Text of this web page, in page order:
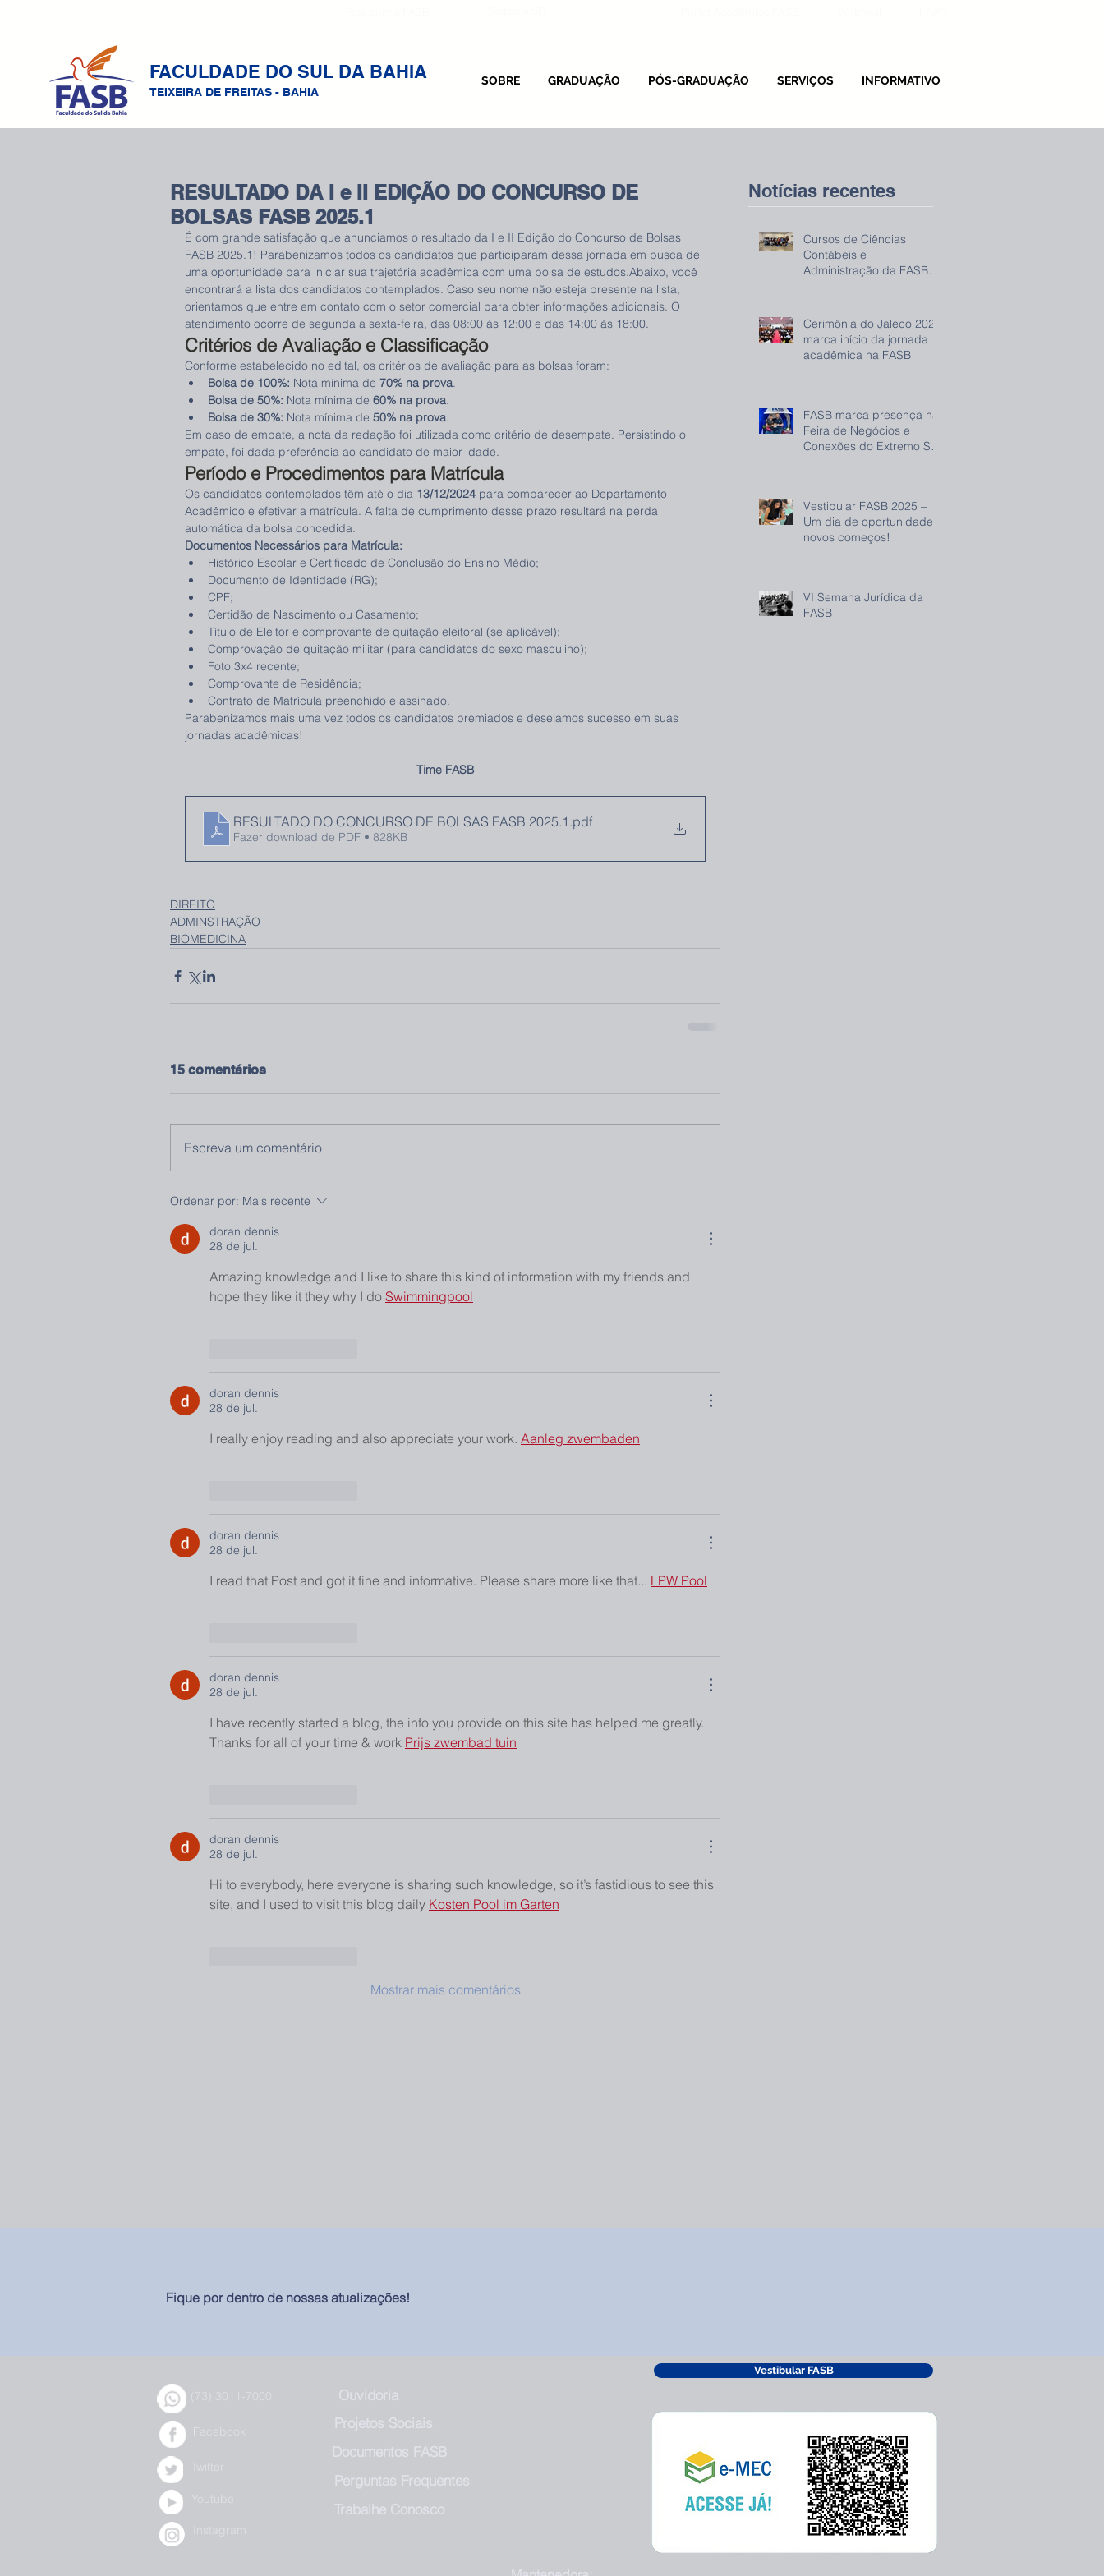
FACULDADE DO SUL DA BAHIA
TEIXEIRA DE FREITAS - BAHIA
SOBRE GRADUAÇÃO PÓS-GRADUAÇÃO SERVIÇOS INFORMATIVO
RESULTADO DA I e II EDIÇÃO DO CONCURSO DE
BOLSAS FASB 2025.1
É com grande satisfação que anunciamos o resultado da I e II Edição do Concurso de Bolsas
FASB 2025.1! Parabenizamos todos os candidatos que participaram dessa jornada em busca de
uma oportunidade para iniciar sua trajetória acadêmica com uma bolsa de estudos.Abaixo, você
encontrará a lista dos candidatos contemplados. Caso seu nome não esteja presente na lista,
orientamos que entre em contato com o setor comercial para obter informações adicionais. O
atendimento ocorre de segunda a sexta-feira, das 08:00 às 12:00 e das 14:00 às 18:00.
Critérios de Avaliação e Classificação
Conforme estabelecido no edital, os critérios de avaliação para as bolsas foram:
Bolsa de 100%: Nota mínima de 70% na prova.
Bolsa de 50%: Nota mínima de 60% na prova.
Bolsa de 30%: Nota mínima de 50% na prova.
Em caso de empate, a nota da redação foi utilizada como critério de desempate. Persistindo o
empate, foi dada preferência ao candidato de maior idade.
Período e Procedimentos para Matrícula
Os candidatos contemplados têm até o dia 13/12/2024 para comparecer ao Departamento
Acadêmico e efetivar a matrícula. A falta de cumprimento desse prazo resultará na perda
automática da bolsa concedida.
Documentos Necessários para Matrícula:
Histórico Escolar e Certificado de Conclusão do Ensino Médio;
Documento de Identidade (RG);
CPF;
Certidão de Nascimento ou Casamento;
Título de Eleitor e comprovante de quitação eleitoral (se aplicável);
Comprovação de quitação militar (para candidatos do sexo masculino);
Foto 3x4 recente;
Comprovante de Residência;
Contrato de Matrícula preenchido e assinado.
Parabenizamos mais uma vez todos os candidatos premiados e desejamos sucesso em suas
jornadas acadêmicas!
Time FASB
RESULTADO DO CONCURSO DE BOLSAS FASB 2025.1 .pdf
Fazer download de PDF • 828KB
DIREITO
ADMINSTRAÇÃO
BIOMEDICINA
15 comentários
Escreva um comentário
Ordenar por: Mais recente
doran dennis
28 de jul.
Amazing knowledge and I like to share this kind of information with my friends and
hope they like it they why I do Swimmingpool
doran dennis
28 de jul.
I really enjoy reading and also appreciate your work. Aanleg zwembaden
doran dennis
28 de jul.
I read that Post and got it fine and informative. Please share more like that... LPW Pool
doran dennis
28 de jul.
I have recently started a blog, the info you provide on this site has helped me greatly.
Thanks for all of your time & work Prijs zwembad tuin
doran dennis
28 de jul.
Hi to everybody, here everyone is sharing such knowledge, so it’s fastidious to see this
site, and I used to visit this blog daily Kosten Pool im Garten
Mostrar mais comentários
Notícias recentes
Cursos de Ciências
Contábeis e
Administração da FASB
Cerimônia do Jaleco 2026
marca início da jornada
acadêmica na FASB
FASB marca presença na
Feira de Negócios e
Conexões do Extremo Sul
Vestibular FASB 2025 –
Um dia de oportunidade e
novos começos!
VI Semana Jurídica da
FASB
Fique por dentro de nossas atualizações!
(73) 3011-7000
Facebook
Twitter
Youtube
Instagram
Ouvidoria
Projetos Sociais
Documentos FASB
Perguntas Frequentes
Trabalhe Conosco
Vestibular FASB